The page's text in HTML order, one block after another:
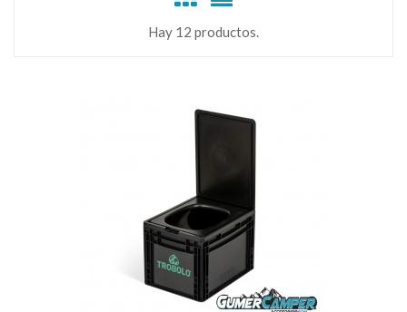
Hay 12 productos.